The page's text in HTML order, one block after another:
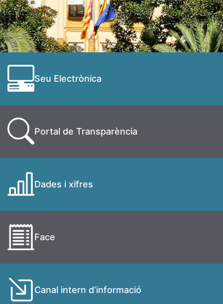
Seu Electrònica
Portal de Transparència
Dades i xifres
Face
Canal intern d’informació